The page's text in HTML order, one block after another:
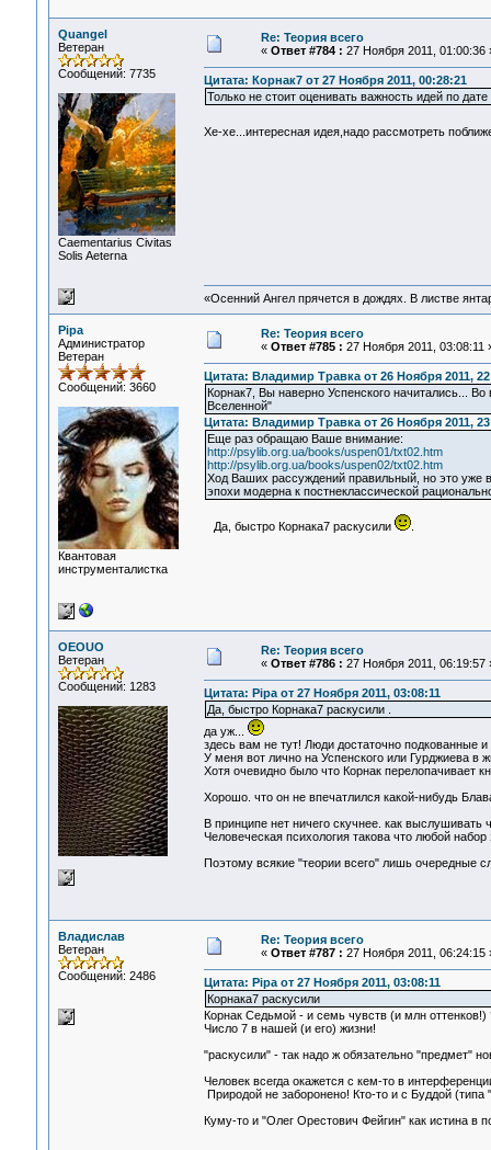
Quangel
Ветеран
Сообщений: 7735
Сaementarius Civitas
Solis Aeterna
Re: Теория всего
« Ответ #784 : 27 Ноября 2011, 01:00:36
Цитата: Корнак7 от 27 Ноября 2011, 00:28:21
Только не стоит оценивать важность идей по
Хе-хе...интересная идея,надо рассмотреть
«Осенний Ангел прячется в дождях. В листве
Pipa
Администратор
Ветеран
Сообщений: 3660
Квантовая
инструменталистка
Re: Теория всего
« Ответ #785 : 27 Ноября 2011, 03:08:11
Цитата: Владимир Травка от 26 Ноября 2011,
Корнак7, Вы наверно Успенского начитались...
Вселенной"
Цитата: Владимир Травка от 26 Ноября 2011,
Еще раз обращаю Ваше внимание:
http://psylib.org.ua/books/uspen01/txt02.htm
http://psylib.org.ua/books/uspen02/txt02.htm
Ход Ваших рассуждений правильный, но это уже
эпохи модерна к постнеклассической
Да, быстро Корнака7 раскусили .
OEOUO
Ветеран
Сообщений: 1283
Re: Теория всего
« Ответ #786 : 27 Ноября 2011, 06:19:57
Цитата: Pipa от 27 Ноября 2011, 03:08:11
Да, быстро Корнака7 раскусили .
да уж...
здесь вам не тут! Люди достаточно подкованные
У меня вот лично на Успенского или Гурджиева в
Хотя очевидно было что Корнак перелопачивает
Хорошо. что он не впечатлился какой-нибудь
В принципе нет ничего скучнее. как выслушивать
Человеческая психология такова что любой
Поэтому всякие "теории всего" лишь очередные
Владислав
Ветеран
Сообщений: 2486
Re: Теория всего
« Ответ #787 : 27 Ноября 2011, 06:24:15
Цитата: Pipa от 27 Ноября 2011, 03:08:11
Корнака7 раскусили
Корнак Седьмой - и семь чувств (и млн оттенков!)
Число 7 в нашей (и его) жизни!
"раскусили" - так надо ж обязательно "предмет"
Человек всегда окажется с кем-то в
Природой не заборонено! Кто-то и с Буддой
Куму-то и "Олег Орестович Фейгин" как истина в